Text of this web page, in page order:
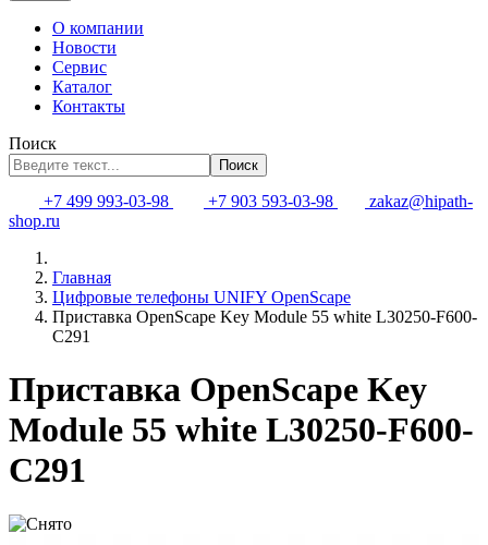
О компании
Новости
Сервис
Каталог
Контакты
Поиск
Поиск
+7 499 993-03-98 +7 903 593-03-98
zakaz@hipath-
shop.ru
Главная
Цифровые телефоны UNIFY OpenScape
Приставка OpenScape Key Module 55 white L30250-F600-
C291
Приставка OpenScape Key
Module 55 white L30250-F600-
C291